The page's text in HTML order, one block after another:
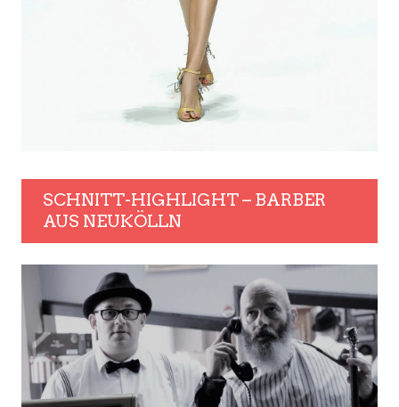
SCHNITT-HIGHLIGHT – BARBER
AUS NEUKÖLLN